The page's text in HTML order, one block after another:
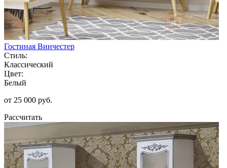
Гостиная Винчестер
Стиль:
Классический
Цвет:
Белый
от 25 000 руб.
Рассчитать